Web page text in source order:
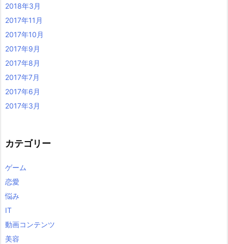
2018年3月
2017年11月
2017年10月
2017年9月
2017年8月
2017年7月
2017年6月
2017年3月
カテゴリー
ゲーム
恋愛
悩み
IT
動画コンテンツ
美容